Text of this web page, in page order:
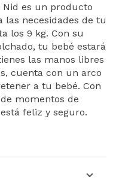
Nid es un producto
necesidades de tu
los 9 kg. Con su
tu bebé estará
las manos libres
cuenta con un arco
a tu bebé. Con
momentos de
feliz y seguro.